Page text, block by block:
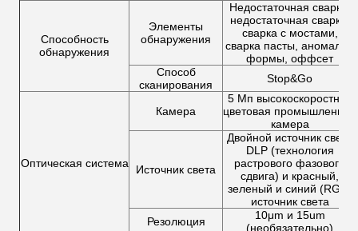
Способность
обнаружения
Элементы
обнаружения
Недостаточная сварка,
недостаточная сварка,
сварка с мостами,
сварка пасты, аномалия
формы, оффсет
Способ
сканирования
Stop&Go
Оптическая система
Камера
5 Мп высокоскоростная
цветовая промышленная
камера
Источник света
Двойной источник света
DLP (технология
растрового фазового
сдвига) и красный,
зеленый и синий (RGB)
источник света
Резолюция
10μm и 15um
(необязательно)